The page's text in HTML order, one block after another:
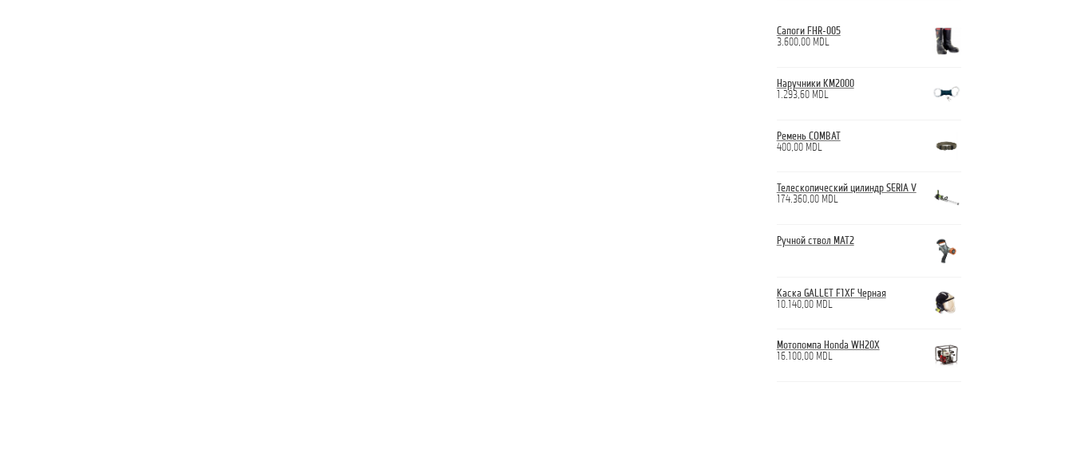
Сапоги FHR-005
3.600,00 MDL
Наручники КМ2000
1.293,60 MDL
Ремень COMBAT
400,00 MDL
Телескопический цилиндр SERIA V
174.360,00 MDL
Ручной ствол МАТ2
Каска GALLET F1XF Черная
10.140,00 MDL
Мотопомпа Honda WH20X
16.100,00 MDL